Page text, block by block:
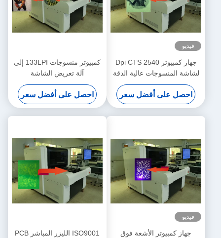
فيديو
جهاز كمبيوتر 2540 Dpi CTS
لشاشة المنسوجات عالية الدقة
900x1000mm
احصل على أفضل سعر
كمبيوتر منسوجات 133LPI إلى
آلة تعريض الشاشة
احصل على أفضل سعر
فيديو
جهاز كمبيوتر الأشعة فوق
ISO9001 الليزر المباشر PCB